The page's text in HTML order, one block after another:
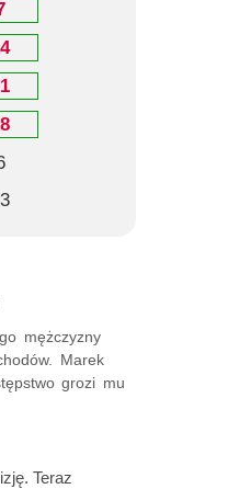
mężczyzny
Marek
grozi mu
Teraz